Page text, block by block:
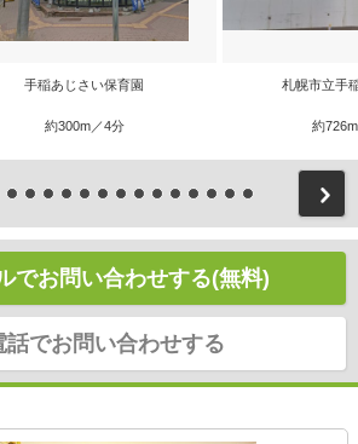
手稲あじさい保育園
約300m／4分
札幌市立手
約
でお問い合わせする(無料)
話でお問い合わせする